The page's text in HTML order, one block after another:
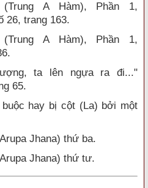
(Trung A Hàm), Phần 1,
26, trang 163.
(Trung A Hàm), Phần 1,
ta lên ngựa ra đi..."
65.
hay bị cột (La) bởi một
Jhana) thứ ba.
Jhana) thứ tư.